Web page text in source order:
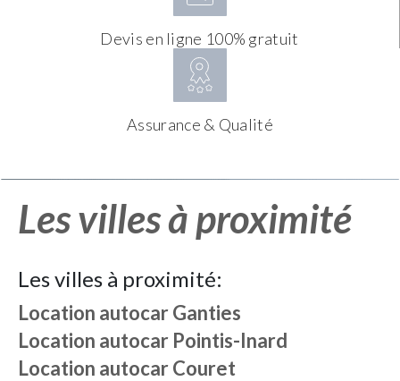
Devis en ligne 100% gratuit
Assurance & Qualité
Les villes à proximité
Les villes à proximité:
Location autocarGanties
Location autocar Pointis-Inard
Location autocarCouret